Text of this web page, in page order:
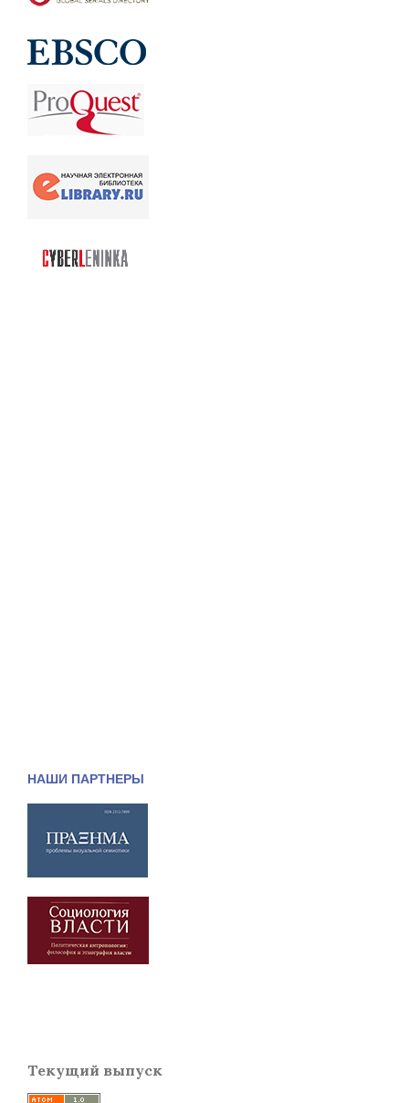
НАШИ ПАРТНЕРЫ
Текущий выпуск